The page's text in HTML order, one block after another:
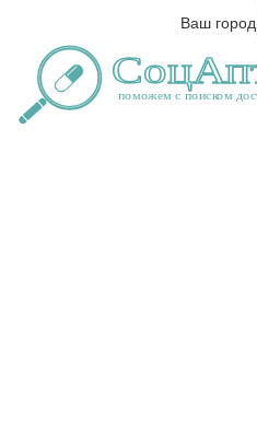
Ваш город